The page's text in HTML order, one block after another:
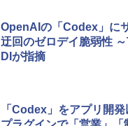
￥115,980
OpenAIの「Codex」に
迂回のゼロデイ脆弱性
DIが指摘
「Codex」をアプリ開